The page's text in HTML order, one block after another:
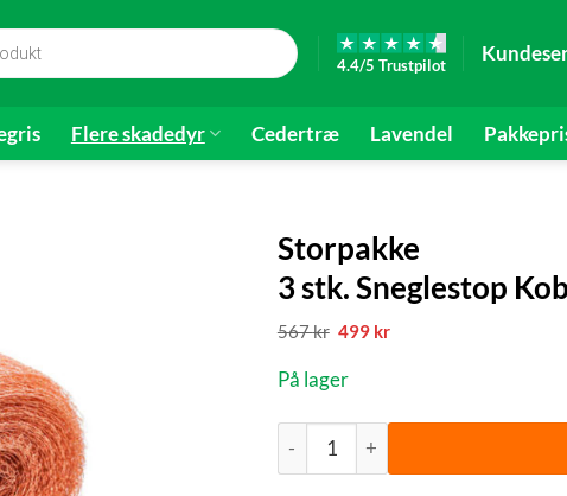
4.4/5 Trustpilot
Flere skadedyr Cedertræ Lavendel
Storpakke
3 stk. Sneglestop
567kr Den
var:
499 krDen
På lager
Storpakke | 3 stk. Sneglestop